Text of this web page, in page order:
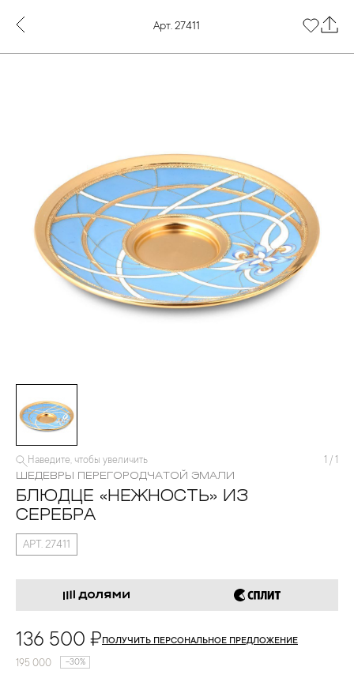
Арт. 27411
Наведите, чтобы увеличить 1 / 1
ШЕДЕВРЫ ПЕРЕГОРОДЧАТОЙ ЭМАЛИ
БЛЮДЦЕ «НЕЖНОСТЬ» ИЗ
СЕРЕБРА
АРТ. 27411
136 500 ₽ ПОЛУЧИТЬ ПЕРСОНАЛЬНОЕ ПРЕДЛОЖЕНИЕ
195 000 -30%